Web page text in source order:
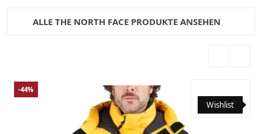
ALLE THE NORTH FACE PRODUKTE ANSEHEN
Wishlist
-44%